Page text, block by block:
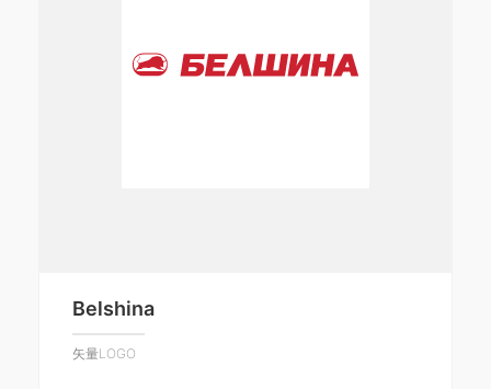
Belshina
矢量LOGO